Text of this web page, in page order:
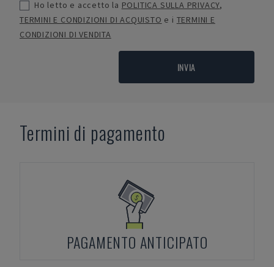
Ho letto e accetto la POLITICA SULLA PRIVACY,
TERMINI E CONDIZIONI DI ACQUISTO e i TERMINI E
CONDIZIONI DI VENDITA
INVIA
Termini di pagamento
PAGAMENTO ANTICIPATO